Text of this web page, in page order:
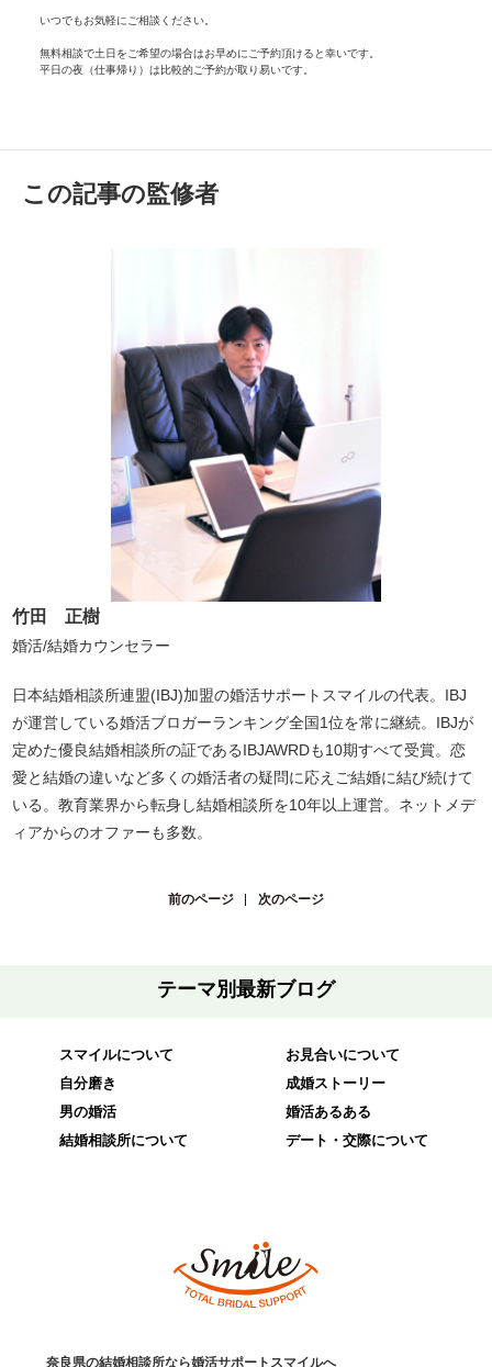
いつでもお気軽にご相談ください。
無料相談で土日をご希望の場合はお早めにご予約頂けると幸いです。
平日の夜（仕事帰り）は比較的ご予約が取り易いです。
この記事の監修者
竹田 正樹
婚活/結婚カウンセラー
日本結婚相談所連盟(IBJ)加盟の婚活サポートスマイルの代表。IBJ
が運営している婚活ブロガーランキング全国1位を常に継続。IBJが
定めた優良結婚相談所の証であるIBJAWRDも10期すべて受賞。恋
愛と結婚の違いなど多くの婚活者の疑問に応えご結婚に結び続けて
いる。教育業界から転身し結婚相談所を10年以上運営。ネットメデ
ィアからのオファーも多数。
前のページ 次のページ
テーマ別最新ブログ
スマイルについて
自分磨き
男の婚活
結婚相談所について
お見合いについて
成婚ストーリー
婚活あるある
デート・交際について
奈良県の結婚相談所なら婚活サポートスマイルへ